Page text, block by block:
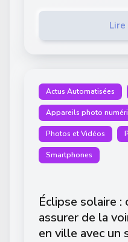
Actus Automatisées
Appareils photo
Photos et Vidéos
Smartphones
Éclipse solaire :
assurer de la
en ville avec un